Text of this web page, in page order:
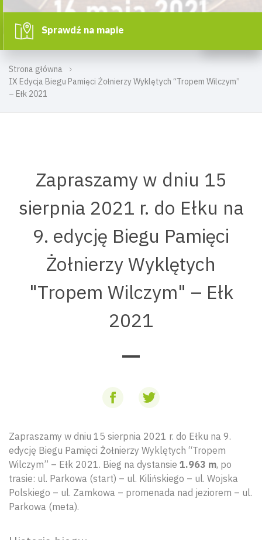
Strona główna
IX Edycja Biegu Pamięci Żołnierzy Wyklętych “Tropem Wilczym”
– Ełk 2021
Sprawdź na mapie
Zapraszamy w dniu 15
sierpnia 2021 r. do Ełku na
9. edycję Biegu Pamięci
Żołnierzy Wyklętych
"Tropem Wilczym" – Ełk
2021
Zapraszamy w dniu 15 sierpnia 2021 r. do Ełku na 9.
edycję Biegu Pamięci Żołnierzy Wyklętych “Tropem
Wilczym” – Ełk 2021. Bieg na dystansie 1.963 m, po
trasie: ul. Parkowa (start) – ul. Kilińskiego – ul. Wojska
Polskiego – ul. Zamkowa – promenada nad jeziorem – ul.
Parkowa (meta).